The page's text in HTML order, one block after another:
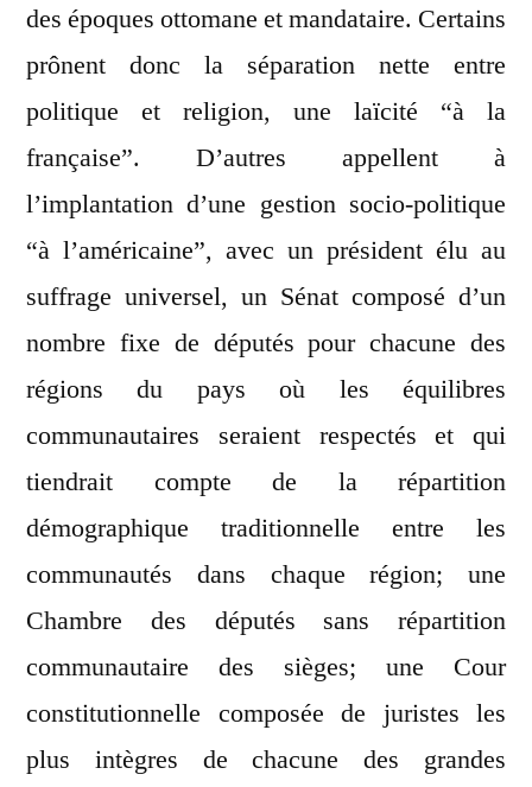
des époques ottomane et mandataire. Certains
prônent donc la séparation nette entre
politique et religion, une laïcité “à la
française”. D’autres appellent à
l’implantation d’une gestion socio-politique
“à l’américaine”, avec un président élu au
suffrage universel, un Sénat composé d’un
nombre fixe de députés pour chacune des
régions du pays où les équilibres
communautaires seraient respectés et qui
tiendrait compte de la répartition
démographique traditionnelle entre les
communautés dans chaque région; une
Chambre des députés sans répartition
communautaire des sièges; une Cour
constitutionnelle composée de juristes les
plus intègres de chacune des grandes